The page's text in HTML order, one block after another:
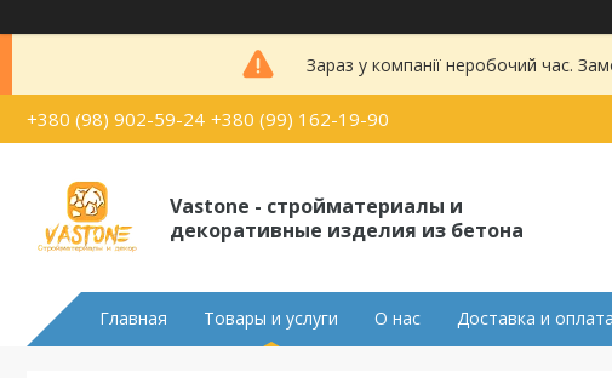
Зараз у компанії неробочий час.
+380 (98) 902-59-24 +380 (99) 162-19-90
Vastone - стройматериалы и
декоративные изделия из бетона
Главная Товары и услуги О нас Доставка и оплата